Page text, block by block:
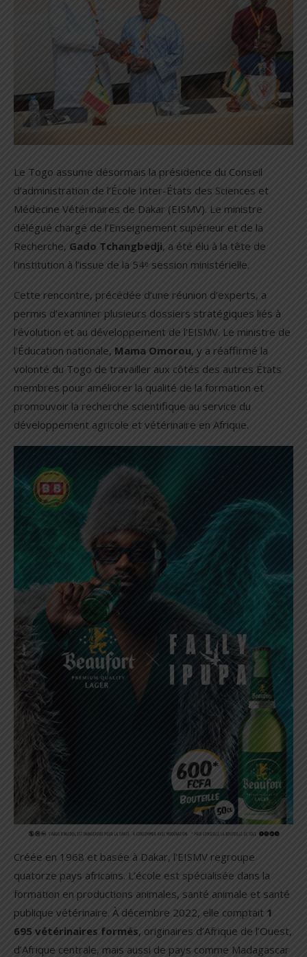
Le Togo assume désormais la présidence du Conseil
d’administration de l’École Inter-États des Sciences et
Médecine Vétérinaires de Dakar (EISMV). Le ministre
délégué chargé de l’Enseignement supérieur et de la
Recherche, Gado Tchangbedji, a été élu à la tête de
l’institution à l’issue de la 54ᵉ session ministérielle.
Cette rencontre, précédée d’une réunion d’experts, a
permis d’examiner plusieurs dossiers stratégiques liés à
l’évolution et au développement de l’EISMV. Le ministre de
l’Éducation nationale, Mama Omorou, y a réaffirmé la
volonté du Togo de travailler aux côtés des autres États
membres pour améliorer la qualité de la formation et
promouvoir la recherche scientifique au service du
développement agricole et vétérinaire en Afrique.
Créée en 1968 et basée à Dakar, l’EISMV regroupe
quatorze pays africains. L’école est spécialisée dans la
formation en productions animales, santé animale et santé
publique vétérinaire. À décembre 2022, elle comptait 1
695 vétérinaires formés, originaires d’Afrique de l’Ouest,
d’Afrique centrale, mais aussi de pays comme Madagascar